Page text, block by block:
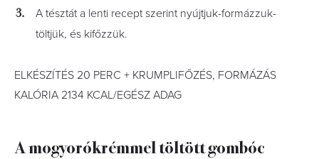
A tésztát a lenti recept szerint nyújtjuk-formázzuk-
töltjük, és kifőzzük.
ELKÉSZÍTÉS 20 PERC + KRUMPLIFŐZÉS, FORMÁZÁS
KALÓRIA 2134 KCAL/EGÉSZ ADAG
A mogyorókrémmel töltött gombóc